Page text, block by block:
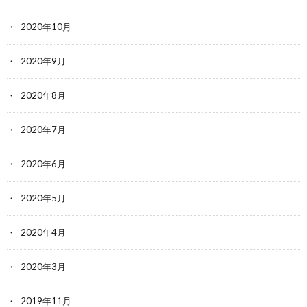
2020年10月
2020年9月
2020年8月
2020年7月
2020年6月
2020年5月
2020年4月
2020年3月
2019年11月